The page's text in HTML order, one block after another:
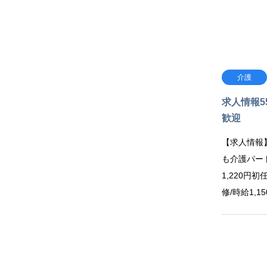
介護
求人情報
歓迎
【求人情
も介護パ
1,220円初
修/時給